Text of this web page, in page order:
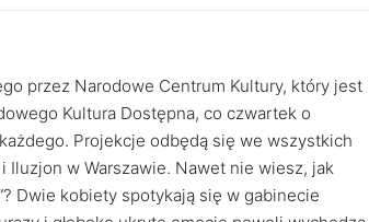
przez Narodowe Centrum Kultury, który jest
Kultura Dostępna, co czwartek o
Projekcje odbędą się we wszystkich
Iluzjon w Warszawie. Nawet nie wiesz, jak
Dwie kobiety spotykają się w gabinecie